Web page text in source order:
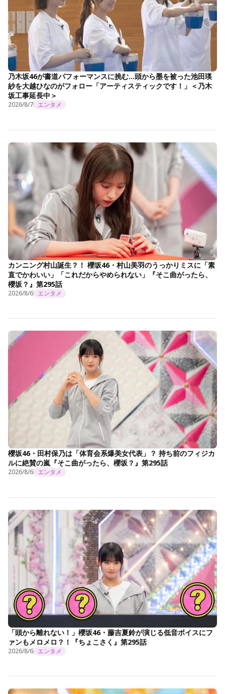
乃木坂46が書道パフォーマンスに挑む…頭から墨を被った池田瑛
紗を大越ひなのがフォロー「アーティスティックです！」＜乃木
坂工事延長中＞
2026/8/7 エンタメ
カンニング村山誕生？！ 櫻坂46・村山美羽のうっかりミスに「素
直でかわいい」「これだからやめられない」『そこ曲がったら、
櫻坂？』第295話
2026/8/6 エンタメ
櫻坂46・田村保乃は「体育会系爆美女代表」？ 持ち前のフィジカ
ルに絶賛の嵐『そこ曲がったら、櫻坂？』第295話
2026/8/6 エンタメ
「頭から離れない！」櫻坂46・藤吉夏鈴が演じる低音ボイスにフ
ァンもメロメロ？！『ちょこさく』第295話
2026/8/6 エンタメ